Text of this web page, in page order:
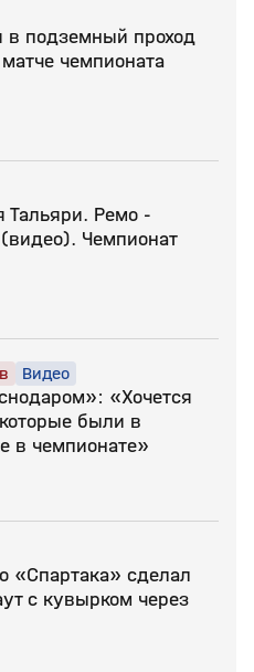
в подземный проход
чемпионата
Тальяри. Ремо -
Чемпионат
Видео
«Хочется
были в
в чемпионате»
«Спартака» сделал
с кувырком через